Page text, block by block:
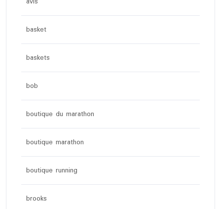
basket
baskets
bob
boutique du marathon
boutique marathon
boutique running
brooks